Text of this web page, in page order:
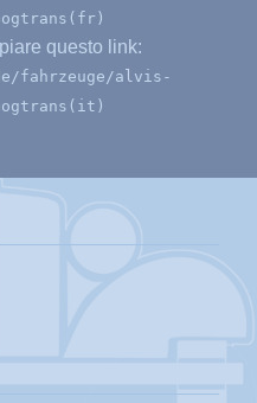
questo link:
fahrzeuge/alvis-